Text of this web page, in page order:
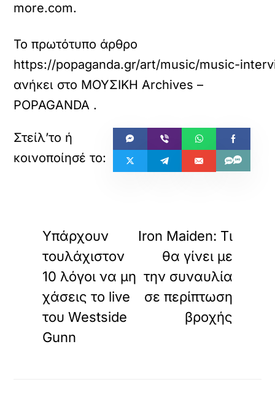
more.com.
Το πρωτότυπο άρθρο
https://popaganda.gr/art/music/music-
ανήκει στο ΜΟΥΣΙΚΗ Archives –
POPAGANDA .
Υπάρχουν
τουλάχιστον
10 λόγοι να μη
χάσεις το live
του Westside
Gunn
Iron Maiden: Τι
θα γίνει με
την συναυλία
σε περίπτωση
βροχής